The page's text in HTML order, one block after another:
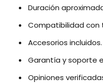
Duración
Compatibilidad con
Accesorios incluidos.
Garantía y soporte
Opiniones